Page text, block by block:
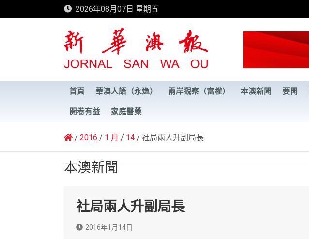
to
2026年08月07日 星期五
新華澳報
首頁 華澳人語（永逸） 兩岸觀察（富權） 本澳新聞 要聞
開卷有益 家庭醫藥
2016 1 月 14 社局兩人升副局長
本澳新聞
社局兩人升副局長
2016年1月14日